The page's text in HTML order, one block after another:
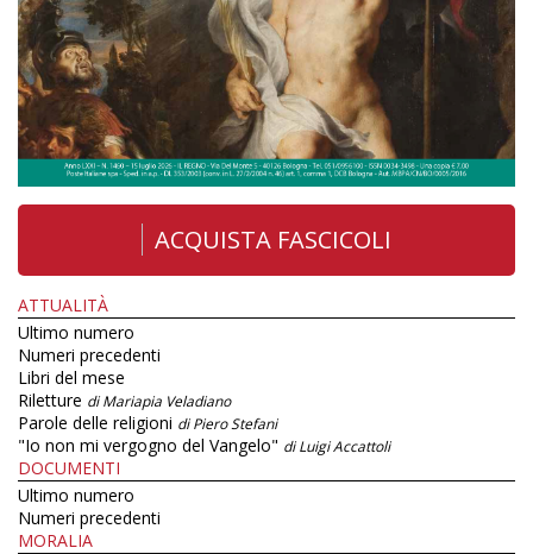
ACQUISTA FASCICOLI
ATTUALITÀ
Ultimo numero
Numeri precedenti
Libri del mese
Riletture di Mariapia Veladiano
Parole delle religioni di Piero Stefani
"Io non mi vergogno del Vangelo" di Luigi Accattoli
DOCUMENTI
Ultimo numero
Numeri precedenti
MORALIA